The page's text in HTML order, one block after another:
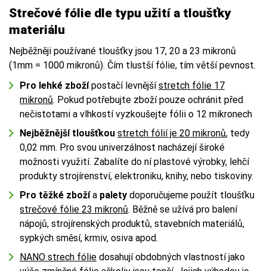
Strečové fólie dle typu užití a tloušťky
materiálu
Nejběžněji používané tloušťky jsou 17, 20 a 23 mikronů
(1mm = 1000 mikronů). Čím tlustší fólie, tím větší pevnost.
Pro lehké zbožípostačí levnějšístretch fólie 17
mikronů. Pokud potřebujte zboží pouze ochránit před
nečistotami a vlhkostí vyzkoušejte fólii o 12 mikronech
Nejběžnější tloušťkou stretch fólií je 20 mikronů, tedy
0,02 mm. Pro svou univerzálnost nacházejí široké
možnosti využití. Zabalíte do ní plastové výrobky, lehčí
produkty strojírenství, elektroniku, knihy, nebo tiskoviny.
Pro těžké zbožía palety doporučujeme použít tloušťku
strečové fólie 23 mikronů. Běžně se užívá pro balení
nápojů, strojírenských produktů, stavebních materiálů,
sypkých směsí, krmiv, osiva apod.
NANO strech fólie dosahují obdobných vlastností jako